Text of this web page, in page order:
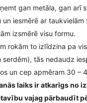
gan metāla, gan arī
iesmērē ar taukvielām
izsmērē visu formu.
rokām to izlīdzina pa
tās nedaudz
un cep apmēram 30 –
laiks ir atkarīgs no
vajag pārbaudīt